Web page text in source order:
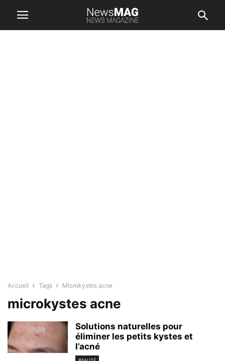
Accueil Tags Microkystes acne
microkystes acne
Solutions naturelles pour
éliminer les petits kystes et
l’acné